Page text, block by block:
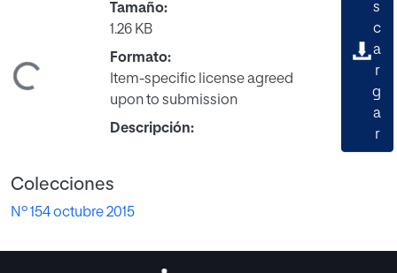
Tamaño:
1.26 KB
Formato:
Item-specific license agreed
upon to submission
Descripción:
s
c
a
r
g
a
r
Colecciones
Nº 154 octubre 2015